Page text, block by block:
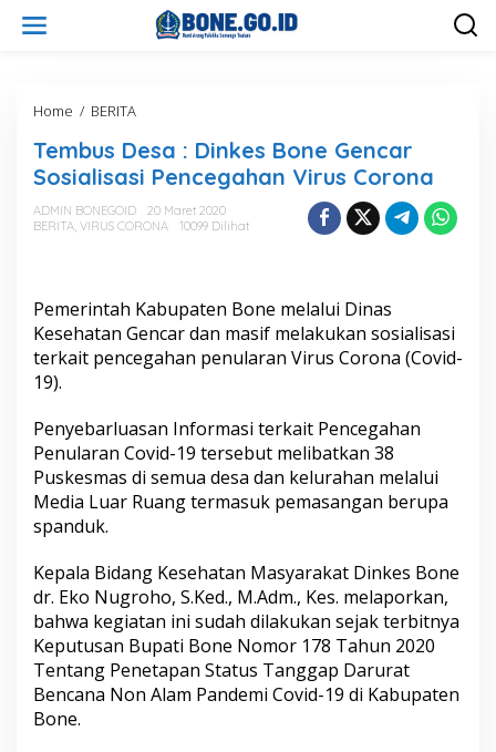
Home / BERITA
m
b
u
D
:
D
i
n
s
B
o
n
e
n
c
a
r
S
o
s
Tembus Desa : Dinkes Bone Gencar
Sosialisasi Pencegahan Virus Corona
ADMIN BONEGOID
20 Maret 2020
BERITA, VIRUS CORONA 10099 Dilihat
Pemerintah Kabupaten Bone melalui Dinas
Kesehatan Gencar dan masif melakukan sosialisasi
terkait pencegahan penularan Virus Corona (Covid-
19).
Penyebarluasan Informasi terkait Pencegahan
Penularan Covid-19 tersebut melibatkan 38
Puskesmas di semua desa dan kelurahan melalui
Media Luar Ruang termasuk pemasangan berupa
spanduk.
Kepala Bidang Kesehatan Masyarakat Dinkes Bone
dr. Eko Nugroho, S.Ked., M.Adm., Kes. melaporkan,
bahwa kegiatan ini sudah dilakukan sejak terbitnya
Keputusan Bupati Bone Nomor 178 Tahun 2020
Tentang Penetapan Status Tanggap Darurat
Bencana Non Alam Pandemi Covid-19 di Kabupaten
Bone.